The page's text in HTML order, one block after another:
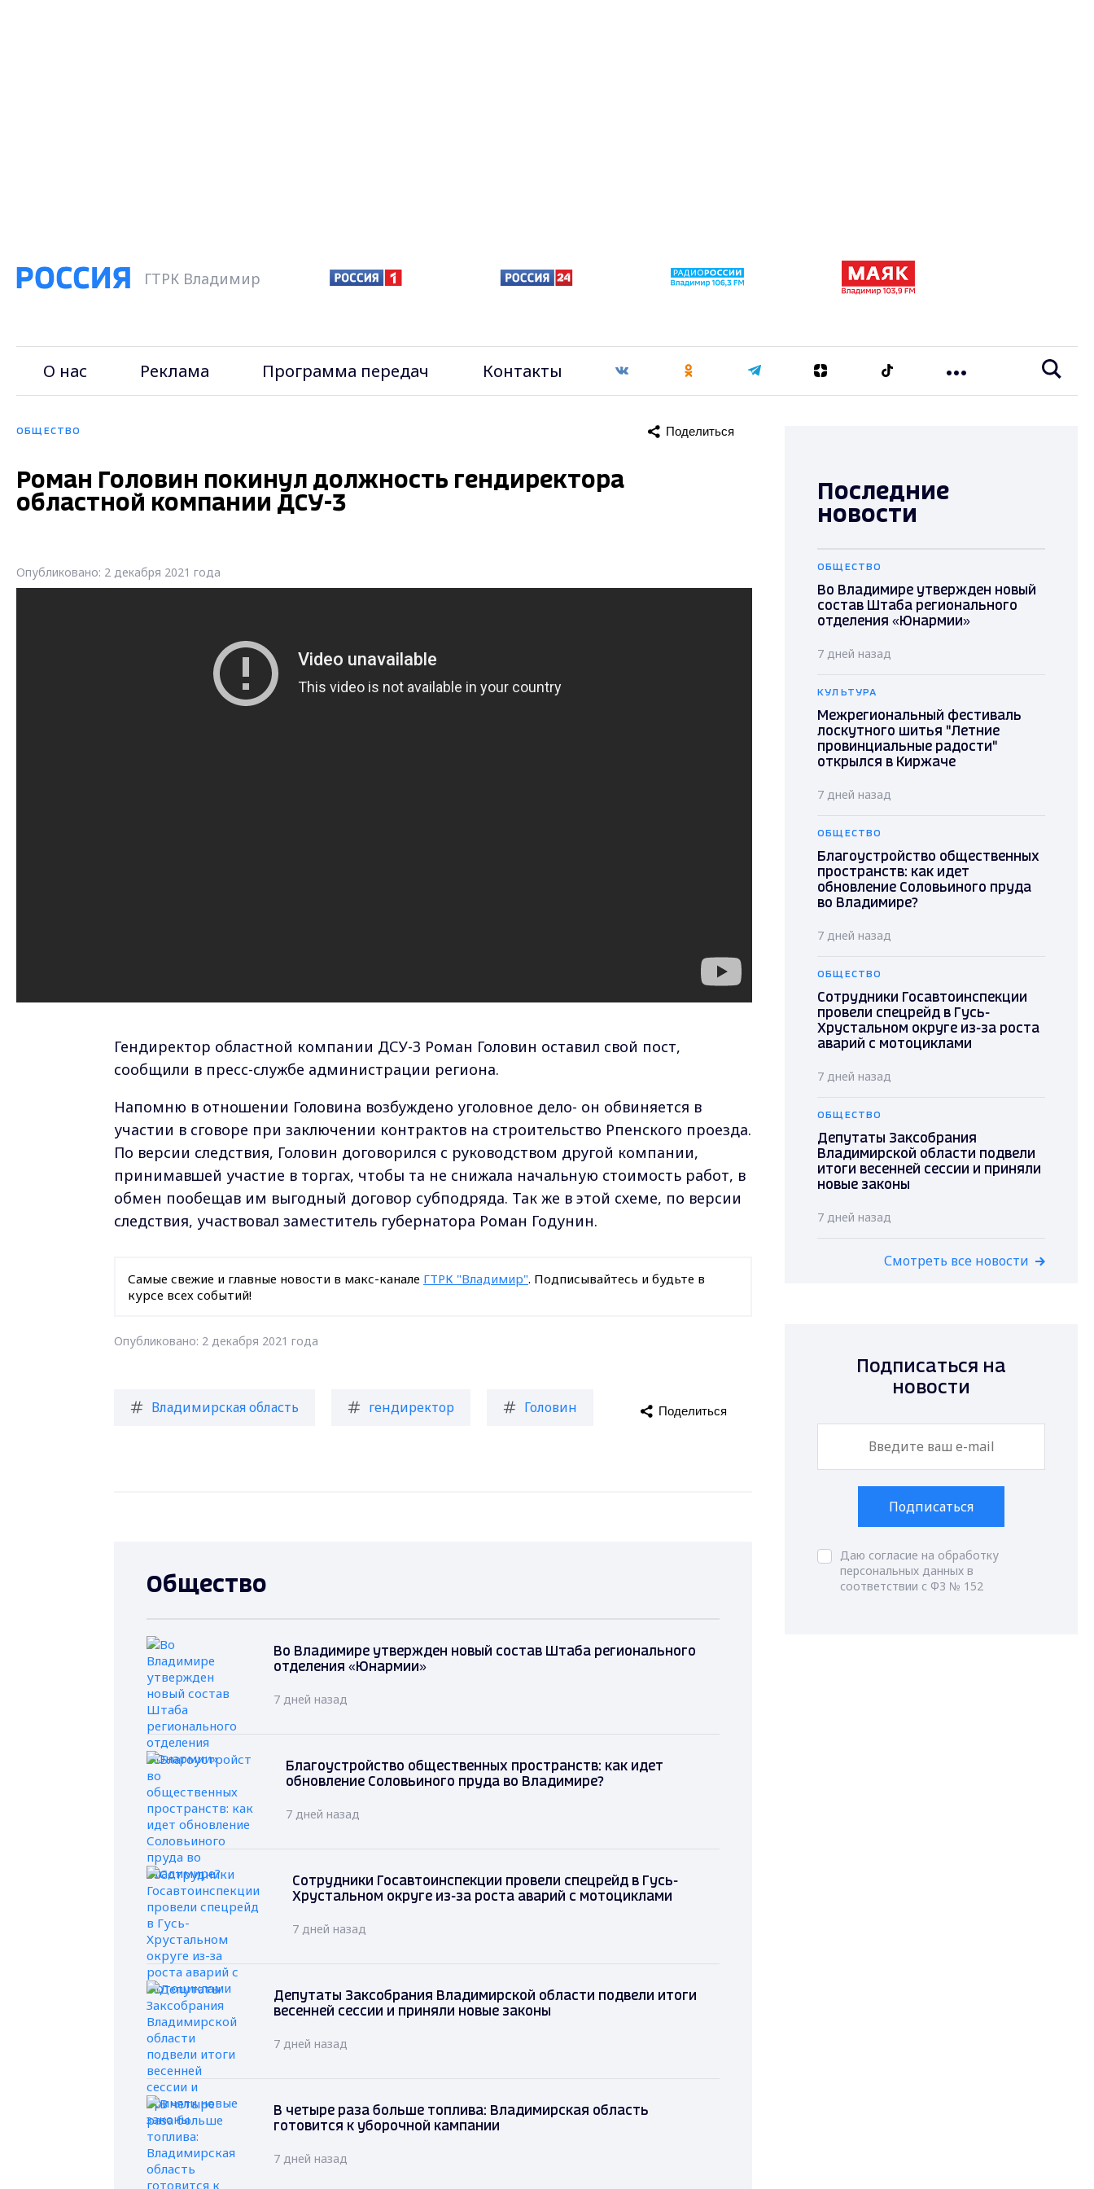
ГТРК Владимир
О нас Реклама Программа передач Контакты
ОБЩЕСТВО Поделиться
Роман Головин покинул должность гендиректора
областной компании ДСУ-3
Опубликовано: 2 декабря 2021 года
Гендиректор областной компании ДСУ-3 Роман Головин оставил свой пост,
сообщили в пресс-службе администрации региона.
Напомню в отношении Головина возбуждено уголовное дело- он обвиняется в
участии в сговоре при заключении контрактов на строительство Рпенского проезда.
По версии следствия, Головин договорился с руководством другой компании,
принимавшей участие в торгах, чтобы та не снижала начальную стоимость работ, в
обмен пообещав им выгодный договор субподряда. Так же в этой схеме, по версии
следствия, участвовал заместитель губернатора Роман Годунин.
Самые свежие и главные новости в макс-канале ГТРК "Владимир". Подписывайтесь и будьте в
курсе всех событий!
Опубликовано: 2 декабря 2021 года
Владимирская область гендиректор Головин Поделиться
Общество
Во Владимире утвержден новый состав Штаба регионального
отделения «Юнармии»
7 дней назад
Благоустройство общественных пространств: как идет
обновление Соловьиного пруда во Владимире?
7 дней назад
Сотрудники Госавтоинспекции провели спецрейд в Гусь-
Хрустальном округе из-за роста аварий с мотоциклами
7 дней назад
Депутаты Заксобрания Владимирской области подвели итоги
весенней сессии и приняли новые законы
7 дней назад
В четыре раза больше топлива: Владимирская область
готовится к уборочной кампании
7 дней назад
Последние
новости
ОБЩЕСТВО
Во Владимире утвержден новый
состав Штаба регионального
отделения «Юнармии»
7 дней назад
КУЛЬТУРА
Межрегиональный фестиваль
лоскутного шитья "Летние
провинциальные радости"
открылся в Киржаче
7 дней назад
ОБЩЕСТВО
Благоустройство общественных
пространств: как идет
обновление Соловьиного пруда
во Владимире?
7 дней назад
ОБЩЕСТВО
Сотрудники Госавтоинспекции
провели спецрейд в Гусь-
Хрустальном округе из-за роста
аварий с мотоциклами
7 дней назад
ОБЩЕСТВО
Депутаты Заксобрания
Владимирской области подвели
итоги весенней сессии и приняли
новые законы
7 дней назад
Смотреть все новости
Подписаться на
новости
Подписаться
Даю согласие на обработку
персональных данных в
соответствии с ФЗ № 152